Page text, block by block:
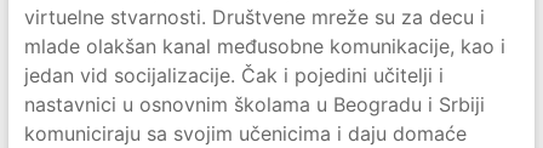
virtuelne stvarnosti. Društvene mreže su za decu i
mlade olakšan kanal međusobne komunikacije, kao i
jedan vid socijalizacije. Čak i pojedini učitelji i
nastavnici u osnovnim školama u Beogradu i Srbiji
komuniciraju sa svojim učenicima i daju domaće